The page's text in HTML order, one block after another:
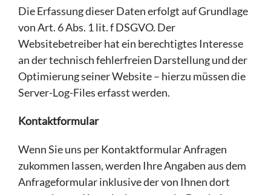
Die Erfassung dieser Daten erfolgt auf Grundlage
von Art. 6 Abs. 1 lit. f DSGVO. Der
Websitebetreiber hat ein berechtigtes Interesse
an der technisch fehlerfreien Darstellung und der
Optimierung seiner Website – hierzu müssen die
Server-Log-Files erfasst werden.
Kontaktformular
Wenn Sie uns per Kontaktformular Anfragen
zukommen lassen, werden Ihre Angaben aus dem
Anfrageformular inklusive der von Ihnen dort